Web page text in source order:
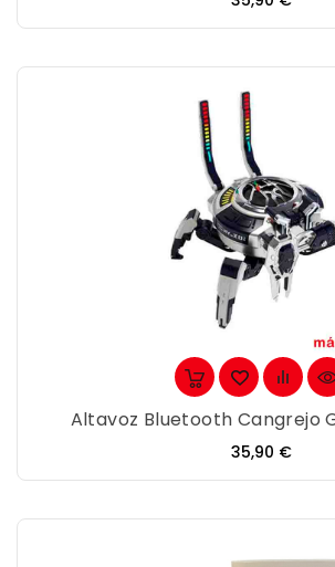
Altavoz Bluetooth Cangrejo
Precio
35,90 €